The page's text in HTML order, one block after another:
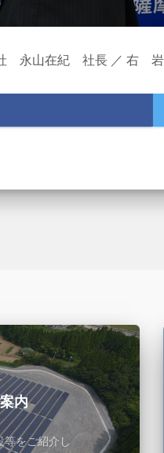
永山在紀 社長 ／ 右 岩
内
等をご紹介し